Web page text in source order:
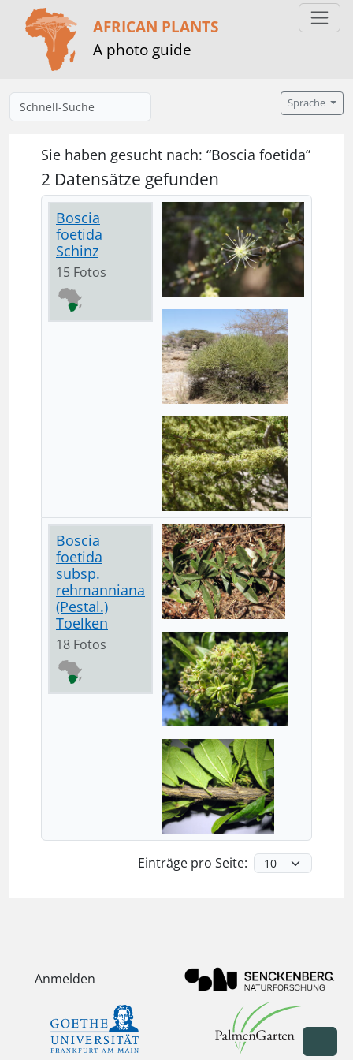
AFRICAN PLANTS
A photo guide
Sprache
Sie haben gesucht nach: “Boscia foetida”
2 Datensätze gefunden
Boscia
foetida
Schinz
15 Fotos
Boscia
foetida
subsp.
rehmanniana
(Pestal.)
Toelken
18 Fotos
Einträge pro Seite:
Anmelden